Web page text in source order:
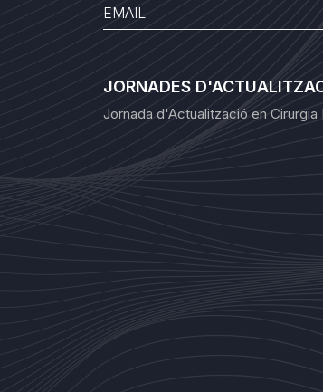
JORNADES
Jornada d'Actualització en Cirurgia